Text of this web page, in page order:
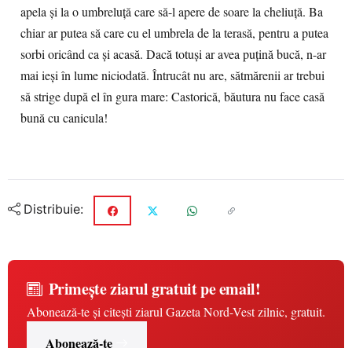
apela şi la o umbreluţă care să-l apere de soare la cheliuţă. Ba
chiar ar putea să care cu el umbrela de la terasă, pentru a putea
sorbi oricând ca şi acasă. Dacă totuşi ar avea puţină bucă, n-ar
mai ieşi în lume niciodată. Întrucât nu are, sătmărenii ar trebui
să strige după el în gura mare: Castorică, băutura nu face casă
bună cu canicula!
Distribuie:
Primește ziarul gratuit pe email!
Abonează-te și citești ziarul Gazeta Nord-Vest zilnic, gratuit.
Abonează-te